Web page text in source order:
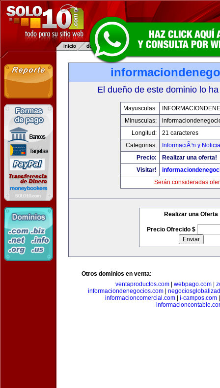
El dueño de este dominio lo
Mayusculas:
Minusculas:
Longitud:
21 caracteres
Categorias:
InformaciÃ³n y
Precio:
Realizar una oferta!
Visitar!
Serán consideradas
Realizar una Oferta
Precio Ofrecido $
Otros dominios en venta:
ventaproductos.com
webpago.com
informaciondenegocios.com|
informacioncomercial.com| i-campos.com